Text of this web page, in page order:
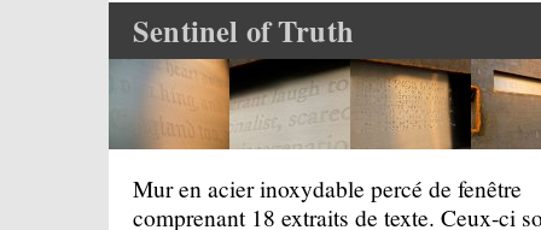
Sentinel of Truth
Mur en acier inoxydable percé de fenêtre
comprenant 18 extraits de texte. Ceux-ci